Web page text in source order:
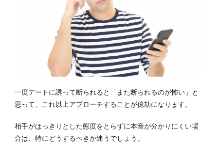
一度デートに誘って断られると「また断られるのが怖い」と
思って、これ以上アプローチすることが億劫になります。
相手がはっきりとした態度をとらずに本音が分かりにくい場
合は、特にどうするべきか迷うでしょう。